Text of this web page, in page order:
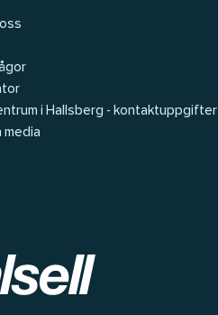
i Hallsberg - kontaktuppgifter
media